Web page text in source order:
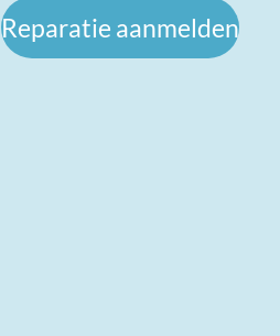
Reparatie aanmelden